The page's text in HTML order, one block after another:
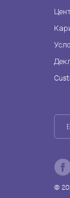
©